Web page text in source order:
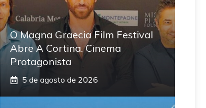
O Magna Graecia Film Festival
Abre A Cortina. Cinema
Protagonista
5 de agosto de 2026